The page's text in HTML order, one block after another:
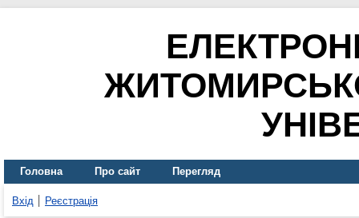
Головна Про сайт Перегляд
Вхід Реєстрація